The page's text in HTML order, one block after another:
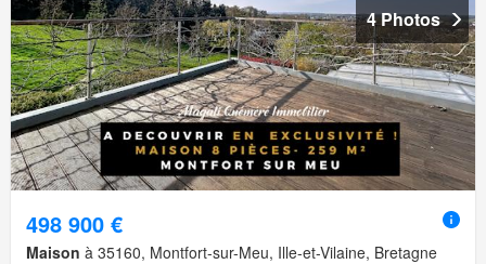
4 Photos
498 900 €
Maison à 35160, Montfort-sur-Meu, Ille-et-Vilaine, Bretagne